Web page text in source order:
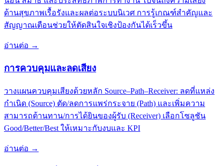
ด้านสุขภาพเรื้อรังและผลต่อระบบนิเวศ การรู้เกณฑ์สำคัญและ
สัญญาณเตือนช่วยให้ตัดสินใจเชิงป้องกันได้เร็วขึ้น
อ่านต่อ →
การควบคุมและลดเสียง
วางแผนควบคุมเสียงด้วยหลัก Source–Path–Receiver: ลดที่แหล่ง
กำเนิด (Source) ตัด/ลดการแพร่กระจาย (Path) และเพิ่มความ
สามารถต้านทาน/การได้ยินของผู้รับ (Receiver) เลือกโซลูชัน
Good/Better/Best ให้เหมาะกับงบและ KPI
อ่านต่อ →